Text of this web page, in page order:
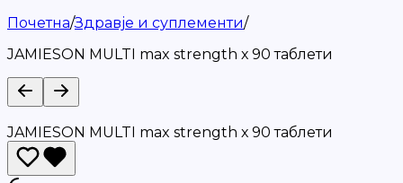
Почетна/Здравје и суплементи/
JAMIESON MULTI max strength х 90 таблети
JAMIESON MULTI max strength х 90 таблети